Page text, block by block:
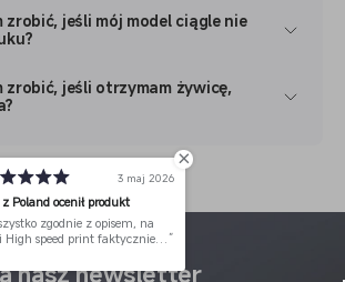
zrobić, jeśli mój model ciągle nie
zrobić, jeśli otrzymam żywicę,
nasz newsletter
3 maj 2026
z Poland ocenił produkt
zgodnie z opisem, na
High speed print faktycznie
się odklejają po